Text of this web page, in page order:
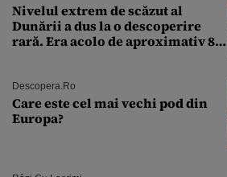
Nivelul extrem de scăzut al
Dunării a dus la o descoperire
rară. Era acolo de aproximativ 80
Descopera.ro
Care este cel mai vechi pod din
Europa?